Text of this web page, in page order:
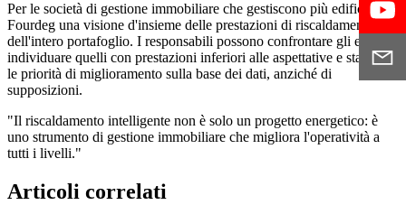
Per le società di gestione immobiliare che gestiscono più edifici,
Fourdeg una visione d'insieme delle prestazioni di riscaldamento
dell'intero portafoglio. I responsabili possono confrontare gli edifici,
individuare quelli con prestazioni inferiori alle aspettative e stabilire
le priorità di miglioramento sulla base dei dati, anziché di
supposizioni.
"Il riscaldamento intelligente non è solo un progetto energetico: è
uno strumento di gestione immobiliare che migliora l'operatività a
tutti i livelli."
Articoli correlati